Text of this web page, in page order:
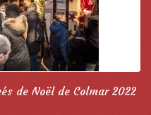
de Noël de Colmar 2022